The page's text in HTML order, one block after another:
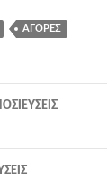
ΑΓΟΡΈΣ